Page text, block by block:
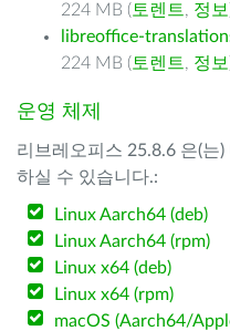
224 MB ( 토렌트, 정보
libreoffice-
224 MB ( 토렌트, 정보
운영 체제
리브레오피스 25.8.6 은(는
하실 수 있습니다.:
Linux Aarch64 (deb)
Linux Aarch64 (rpm)
Linux x64 (deb)
Linux x64 (rpm)
macOS (Aarch64/